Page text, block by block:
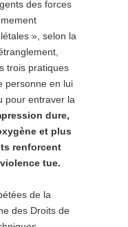
des forces
», selon la
trois pratiques
personne en lui
pour entraver la
dure,
et plus
renforcent
tue.
de la
des Droits de